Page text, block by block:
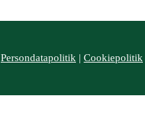
Persondatapolitik | Cookiepolitik